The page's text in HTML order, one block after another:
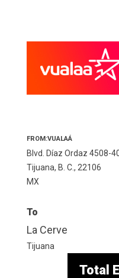
FROM:VUALAÁ
Blvd. Díaz Ordaz 4508-
Tijuana, B. C., 22106
MX
To
La Cerve
Tijuana
Total